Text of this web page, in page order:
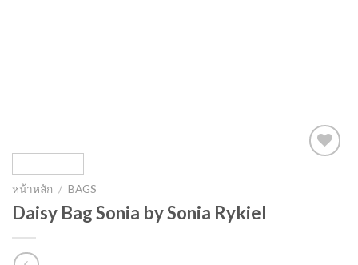
หน้าหลัก / BAGS
Daisy Bag Sonia by Sonia Rykiel